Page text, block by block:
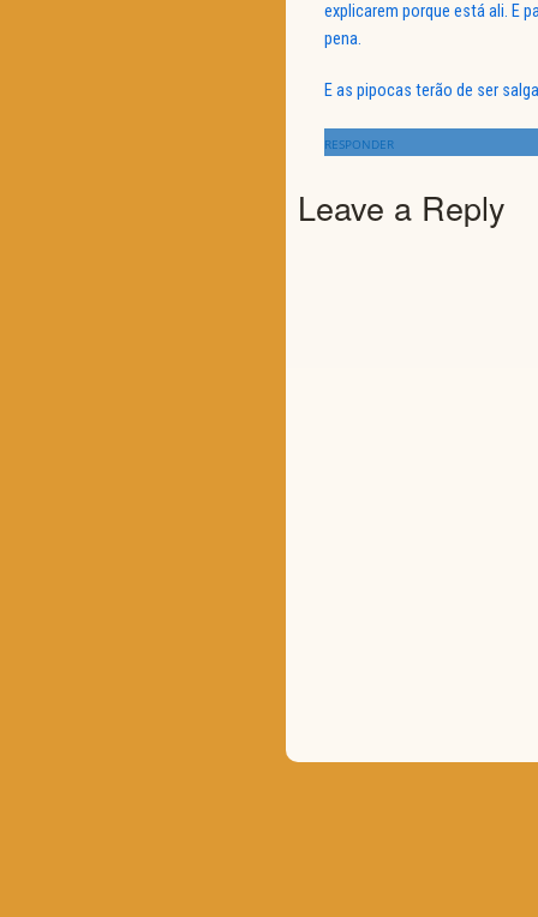
explicarem porque está ali. E
pena.
E as pipocas terão de ser
RESPONDER
Leave a Reply